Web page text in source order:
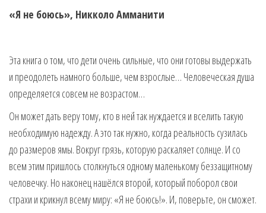
«Я не боюсь», Никколо Амманити
Эта книга о том, что дети очень сильные, что они готовы выдержать
и преодолеть намного больше, чем взрослые… Человеческая душа
определяется совсем не возрастом…
Он может дать веру тому, кто в ней так нуждается и вселить такую
необходимую надежду. А это так нужно, когда реальность сузилась
до размеров ямы. Вокруг грязь, которую раскаляет солнце. И со
всем этим пришлось столкнуться одному маленькому беззащитному
человечку. Но наконец нашёлся второй, который поборол свои
страхи и крикнул всему миру: «Я не боюсь!». И, поверьте, он сможет.